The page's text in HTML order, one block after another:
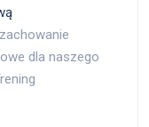
dla naszego